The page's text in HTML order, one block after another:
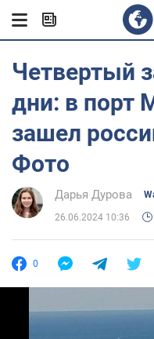
Четвертый
дни: в порт
зашел
Фото
Дарья Дурова
26.06.2024 10:36
0